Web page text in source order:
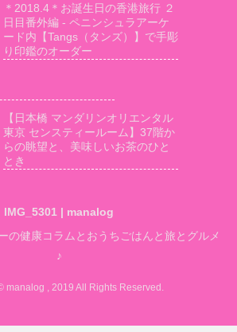
＊2018.4＊お誕生日の香港旅行 ２
日目番外編 - ペニンシュラアーケ
ード内【Tangs（タンズ）】で手彫
り印鑑のオーダー
【日本橋 マンダリンオリエンタル
東京 センスティールーム】37階か
らの眺望と、美味しいお茶のひと
とき
IMG_5301 | manalog
の健康コラムとおうちごはんと旅とグルメ
♪
manalog , 2019 All Rights Reserved.